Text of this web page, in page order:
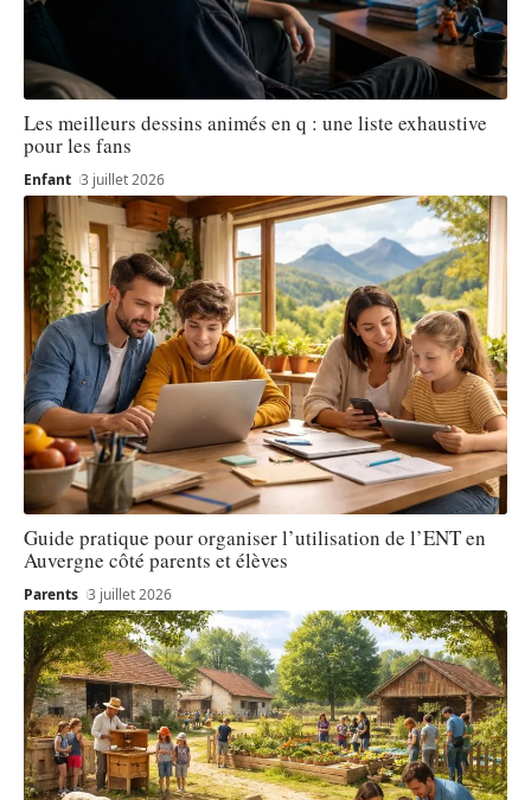
Les meilleurs dessins animés en q : une liste exhaustive
pour les fans
Enfant 3 juillet 2026
Guide pratique pour organiser l’utilisation de l’ENT en
Auvergne côté parents et élèves
Parents 3 juillet 2026